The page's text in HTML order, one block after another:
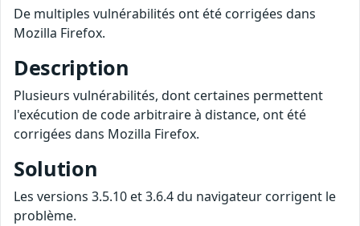
De multiples vulnérabilités ont été corrigées dans
Mozilla Firefox.
Description
Plusieurs vulnérabilités, dont certaines permettent
l'exécution de code arbitraire à distance, ont été
corrigées dans Mozilla Firefox.
Solution
Les versions 3.5.10 et 3.6.4 du navigateur corrigent le
problème.